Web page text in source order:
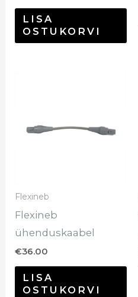
LISA
OSTUKORVI
Flexineb
Flexineb
ühenduskaabel
€36.00
LISA
OSTUKORVI